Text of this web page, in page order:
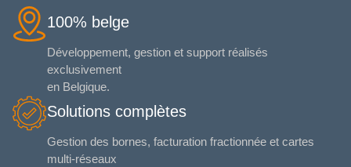
100% belge
Développement, gestion et support réalisés
exclusivement
en Belgique.
Solutions complètes
Gestion des bornes, facturation fractionnée et cartes
multi-réseaux